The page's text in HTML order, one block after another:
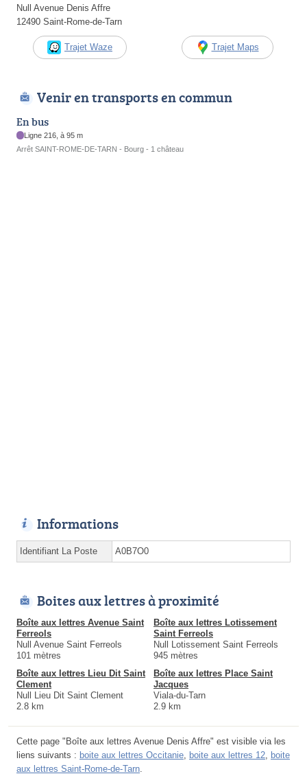
Null Avenue Denis Affre
12490 Saint-Rome-de-Tarn
Trajet Waze Trajet Maps
Venir en transports en commun
En bus
Ligne 216, à 95 m
Arrêt SAINT-ROME-DE-TARN - Bourg - 1 château
Informations
Identifiant La Poste A0B7O0
Boites aux lettres à proximité
Boîte aux lettres Avenue Saint
Ferreols
Null Avenue Saint Ferreols
101 mètres
Boîte aux lettres Lotissement
Saint Ferreols
Null Lotissement Saint Ferreols
945 mètres
Boîte aux lettres Lieu Dit Saint
Clement
Null Lieu Dit Saint Clement
2.8 km
Boîte aux lettres Place Saint
Jacques
Viala-du-Tarn
2.9 km
Cette page "Boîte aux lettres Avenue Denis Affre" est visible via les
liens suivants : boite aux lettres Occitanie, boite aux lettres 12, boite
aux lettres Saint-Rome-de-Tarn.